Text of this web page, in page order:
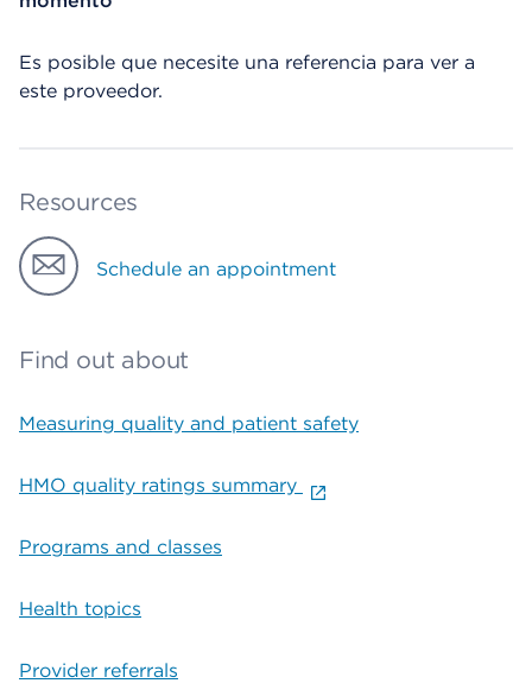
Es posible que necesite una referencia para ver a
este proveedor.
Resources
Schedule an appointment
Find out about
Measuring quality and patient safety
HMO quality ratings summary
Programs and classes
Health topics
Provider referrals